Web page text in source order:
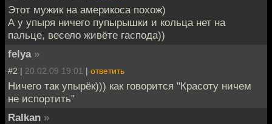
Этот мужик на америкоса похож)
А у упыря ничего пупырышки и кольца нет на
пальце, весело живёте гаспода))
felya »
#2 | 20.02.09 19:01 | ответить
Ничего так упырёк))) как говорится "Красоту ничем
не испортить"
Ralkan »